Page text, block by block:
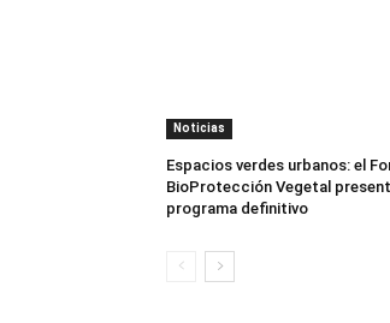
Noticias
Espacios verdes urbanos: el
BioProtección Vegetal
programa definitivo